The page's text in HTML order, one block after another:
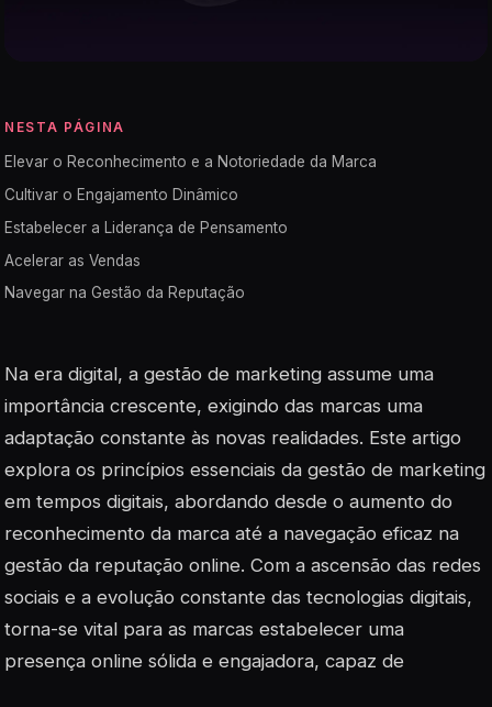
NESTA PÁGINA
Elevar o Reconhecimento e a Notoriedade da Marca
Cultivar o Engajamento Dinâmico
Estabelecer a Liderança de Pensamento
Acelerar as Vendas
Navegar na Gestão da Reputação
Na era digital, a gestão de marketing assume uma
importância crescente, exigindo das marcas uma
adaptação constante às novas realidades. Este artigo
explora os princípios essenciais da gestão de marketing
em tempos digitais, abordando desde o aumento do
reconhecimento da marca até a navegação eficaz na
gestão da reputação online. Com a ascensão das redes
sociais e a evolução constante das tecnologias digitais,
torna-se vital para as marcas estabelecer uma
presença online sólida e engajadora, capaz de